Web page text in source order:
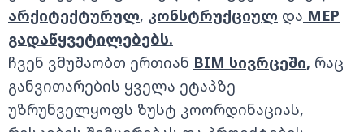
არქიტექტურულ, კონსტრუქციულ და MEP
გადაწყვეტილებებს.
ჩვენ ვმუშაობთ ერთიან BIM სივრცეში, რაც
განვითარების ყველა ეტაპზე
უზრუნველყოფს ზუსტ კოორდინაციას,